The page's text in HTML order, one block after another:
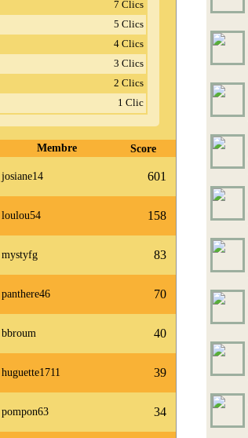
7 Clics
5 Clics
4 Clics
3 Clics
2 Clics
1 Clic
Membre Score
josiane14 601
loulou54 158
mystyfg 83
panthere46 70
bbroum 40
huguette1711 39
pompon63 34